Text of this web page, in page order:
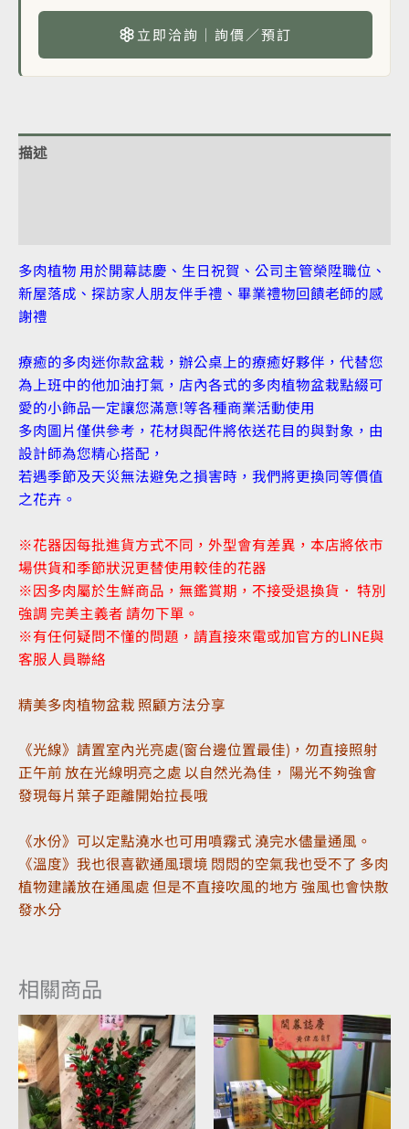
立即洽詢｜詢價／預訂
描述
多肉植物 用於開幕誌慶、生日祝賀、公司主管榮陞職位、
新屋落成、探訪家人朋友伴手禮、畢業禮物回饋老師的感
謝禮
療癒的多肉迷你款盆栽，辦公桌上的療癒好夥伴，代替您
為上班中的他加油打氣，店內各式的多肉植物盆栽點綴可
愛的小飾品一定讓您滿意!等各種商業活動使用
多肉圖片僅供參考，花材與配件將依送花目的與對象，由
設計師為您精心搭配，
若遇季節及天災無法避免之損害時，我們將更換同等價值
之花卉。
※花器因每批進貨方式不同，外型會有差異，本店將依市
場供貨和季節狀況更替使用較佳的花器
※因多肉屬於生鮮商品，無鑑賞期，不接受退換貨． 特別
強調 完美主義者 請勿下單。
※有任何疑問不懂的問題，請直接來電或加官方的LINE與
客服人員聯絡
精美多肉植物盆栽 照顧方法分享
《光線》請置室內光亮處(窗台邊位置最佳)，勿直接照射
正午前 放在光線明亮之處 以自然光為佳， 陽光不夠強會
發現每片葉子距離開始拉長哦
《水份》可以定點澆水也可用噴霧式 澆完水儘量通風。
《溫度》我也很喜歡通風環境 悶悶的空氣我也受不了 多肉
植物建議放在通風處 但是不直接吹風的地方 強風也會快散
發水分
相關商品